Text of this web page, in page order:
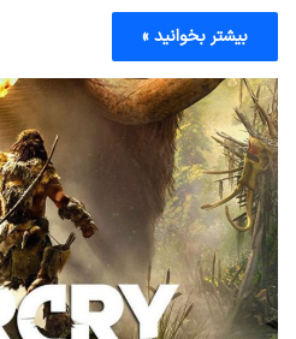
بیشتر بخوانید »